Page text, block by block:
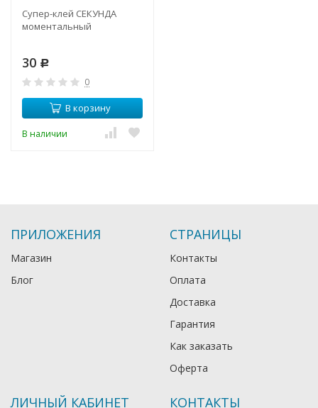
Супер-клей СЕКУНДА
моментальный
30 Р
0
В корзину
В наличии
ПРИЛОЖЕНИЯ
Магазин
Блог
СТРАНИЦЫ
Контакты
Оплата
Доставка
Гарантия
Как заказать
Оферта
ЛИЧНЫЙ КАБИНЕТ КОНТАКТЫ